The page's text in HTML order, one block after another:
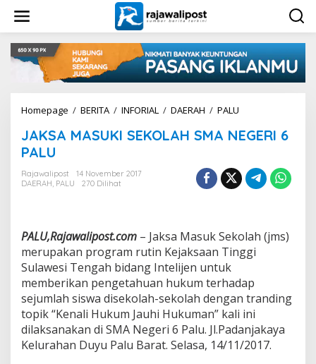
w
Homepage / BERITA / INFORIAL / DAERAH / PALU
K
M
A
I
S
E
O
L
A
H
S
M
JAKSA MASUKI SEKOLAH SMA NEGERI 6
PALU
Rajawalipost
14 November 2017
DAERAH, PALU 270 Dilihat
PALU,Rajawalipost.com – Jaksa Masuk Sekolah (jms)
merupakan program rutin Kejaksaan Tinggi
Sulawesi Tengah bidang Intelijen untuk
memberikan pengetahuan hukum terhadap
sejumlah siswa disekolah-sekolah dengan tranding
topik “Kenali Hukum Jauhi Hukuman” kali ini
dilaksanakan di SMA Negeri 6 Palu. Jl.Padanjakaya
Kelurahan Duyu Palu Barat. Selasa, 14/11/2017.